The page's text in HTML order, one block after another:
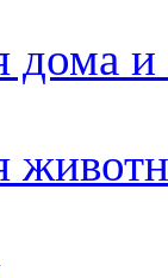
дома и